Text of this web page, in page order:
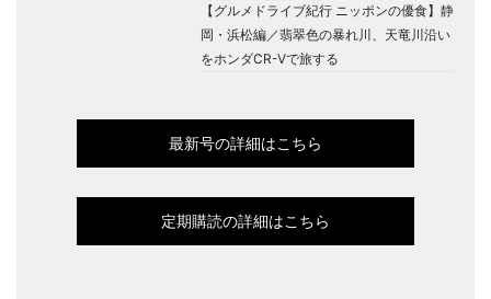
【グルメドライブ紀行 ニッポンの優食】静
岡・浜松編／翡翠色の暴れ川、天竜川沿い
をホンダCR-Vで旅する
最新号の詳細はこちら
定期購読の詳細はこちら